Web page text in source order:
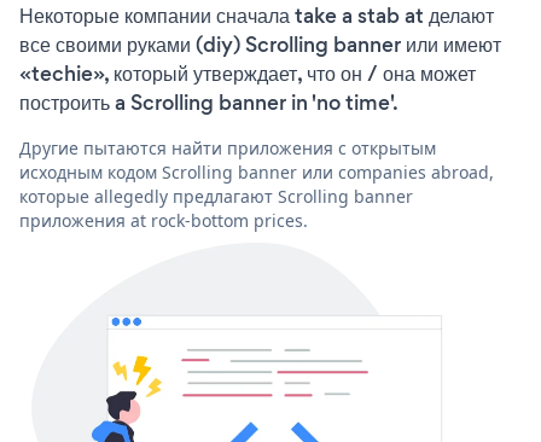
Некоторые компании сначала take a stab at делают
все своими руками (diy) Scrolling banner или имеют
«techie», который утверждает, что он / она может
построить a Scrolling banner in 'no time'.
Другие пытаются найти приложения с открытым
исходным кодом Scrolling banner или companies abroad,
которые allegedly предлагают Scrolling banner
приложения at rock-bottom prices.